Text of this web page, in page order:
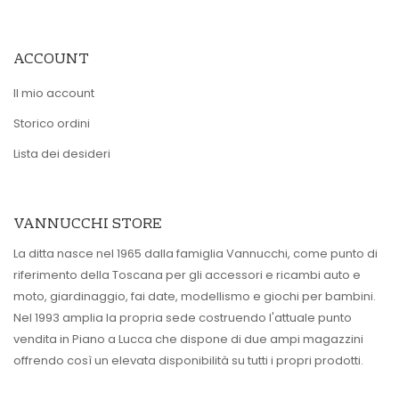
ACCOUNT
Il mio account
Storico ordini
Lista dei desideri
VANNUCCHI STORE
La ditta nasce nel 1965 dalla famiglia Vannucchi, come punto di
riferimento della Toscana per gli accessori e ricambi auto e
moto, giardinaggio, fai date, modellismo e giochi per bambini.
Nel 1993 amplia la propria sede costruendo l'attuale punto
vendita in Piano a Lucca che dispone di due ampi magazzini
offrendo così un elevata disponibilità su tutti i propri prodotti.